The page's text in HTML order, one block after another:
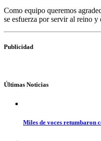
Como equipo queremos
se esfuerza por servir al reino
Publicidad
Últimas Noticias
Miles de voces retumbaron